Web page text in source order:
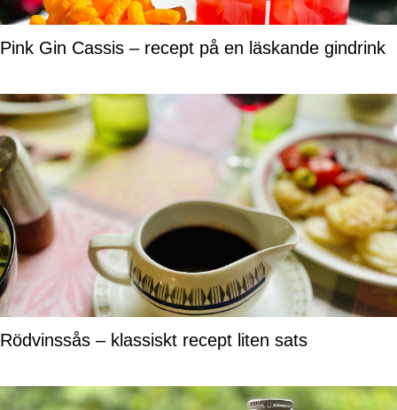
Pink Gin Cassis – recept på en läskande gindrink
Rödvinssås – klassiskt recept liten sats